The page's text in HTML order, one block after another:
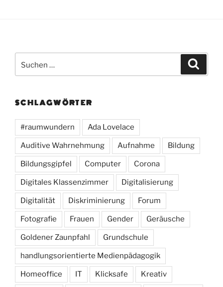
nach:
SCHLAGWÖRTER
#raumwundern Ada Lovelace
Auditive Wahrnehmung Aufnahme Bildung
Bildungsgipfel Computer Corona
Digitales Klassenzimmer Digitalisierung
Digitalität Diskriminierung Forum
Fotografie Frauen Gender Geräusche
Goldener Zaunpfahl Grundschule
handlungsorientierte Medienpädagogik
Homeoffice IT Klicksafe Kreativ